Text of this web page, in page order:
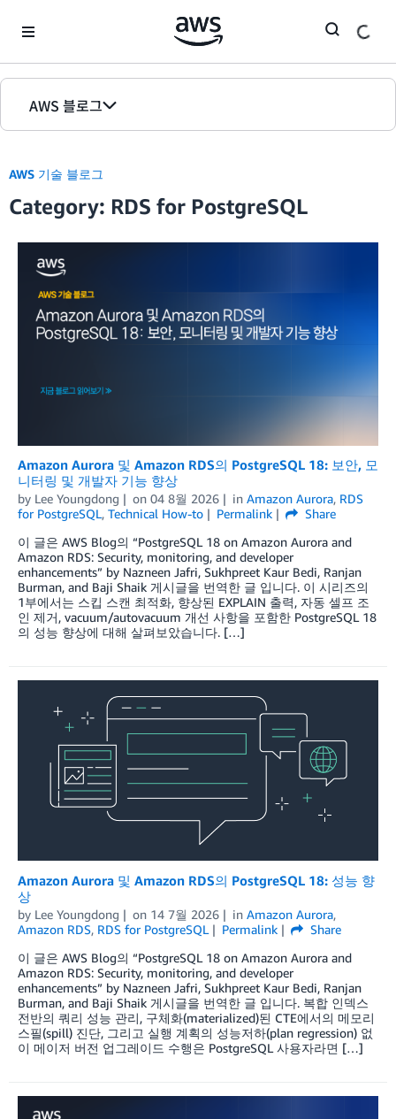
AWS 블로그
홈
에디션
AWS 기술 블로그
Category: RDS for PostgreSQL
Amazon Aurora 및 Amazon RDS의 PostgreSQL 18: 보안, 모
니터링 및 개발자 기능 향상
by Lee Youngdong on 04 8월 2026 in Amazon Aurora, RDS
for PostgreSQL, Technical How-to Permalink
Share
이 글은 AWS Blog의 “PostgreSQL 18 on Amazon Aurora and
Amazon RDS: Security, monitoring, and developer
enhancements” by Nazneen Jafri, Sukhpreet Kaur Bedi, Ranjan
Burman, and Baji Shaik 게시글을 번역한 글 입니다. 이 시리즈의
1부에서는 스킵 스캔 최적화, 향상된 EXPLAIN 출력, 자동 셀프 조
인 제거, vacuum/autovacuum 개선 사항을 포함한 PostgreSQL 18
의 성능 향상에 대해 살펴보았습니다. […]
Amazon Aurora 및 Amazon RDS의 PostgreSQL 18: 성능 향
상
by Lee Youngdong on 14 7월 2026 in Amazon Aurora,
Amazon RDS, RDS for PostgreSQL Permalink
Share
이 글은 AWS Blog의 “PostgreSQL 18 on Amazon Aurora and
Amazon RDS: Security, monitoring, and developer
enhancements” by Nazneen Jafri, Sukhpreet Kaur Bedi, Ranjan
Burman, and Baji Shaik 게시글을 번역한 글 입니다. 복합 인덱스
전반의 쿼리 성능 관리, 구체화(materialized)된 CTE에서의 메모리
스필(spill) 진단, 그리고 실행 계획의 성능저하(plan regression) 없
이 메이저 버전 업그레이드 수행은 PostgreSQL 사용자라면 […]